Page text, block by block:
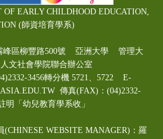
OF EARLY CHILDHOOD EDUCATION,
(師資培育學系)
峰區柳豐路500號 亞洲大學 管理大
文社會學院聯合辦公室
3456轉分機 5721、5722 E-
傳真(FAX)：(04)2332-
「幼兒教育學系收」
(CHINESE WEBSITE MANAGER)：羅